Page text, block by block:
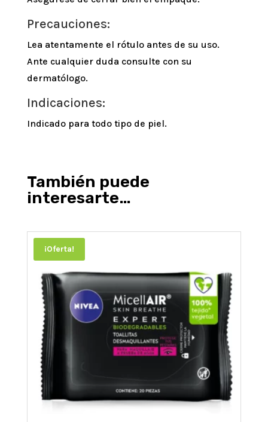
Precauciones:
Lea atentamente el rótulo antes de su uso.
Ante cualquier duda consulte con su
dermatólogo.
Indicaciones:
Indicado para todo tipo de piel.
También puede
interesarte…
¡Oferta!